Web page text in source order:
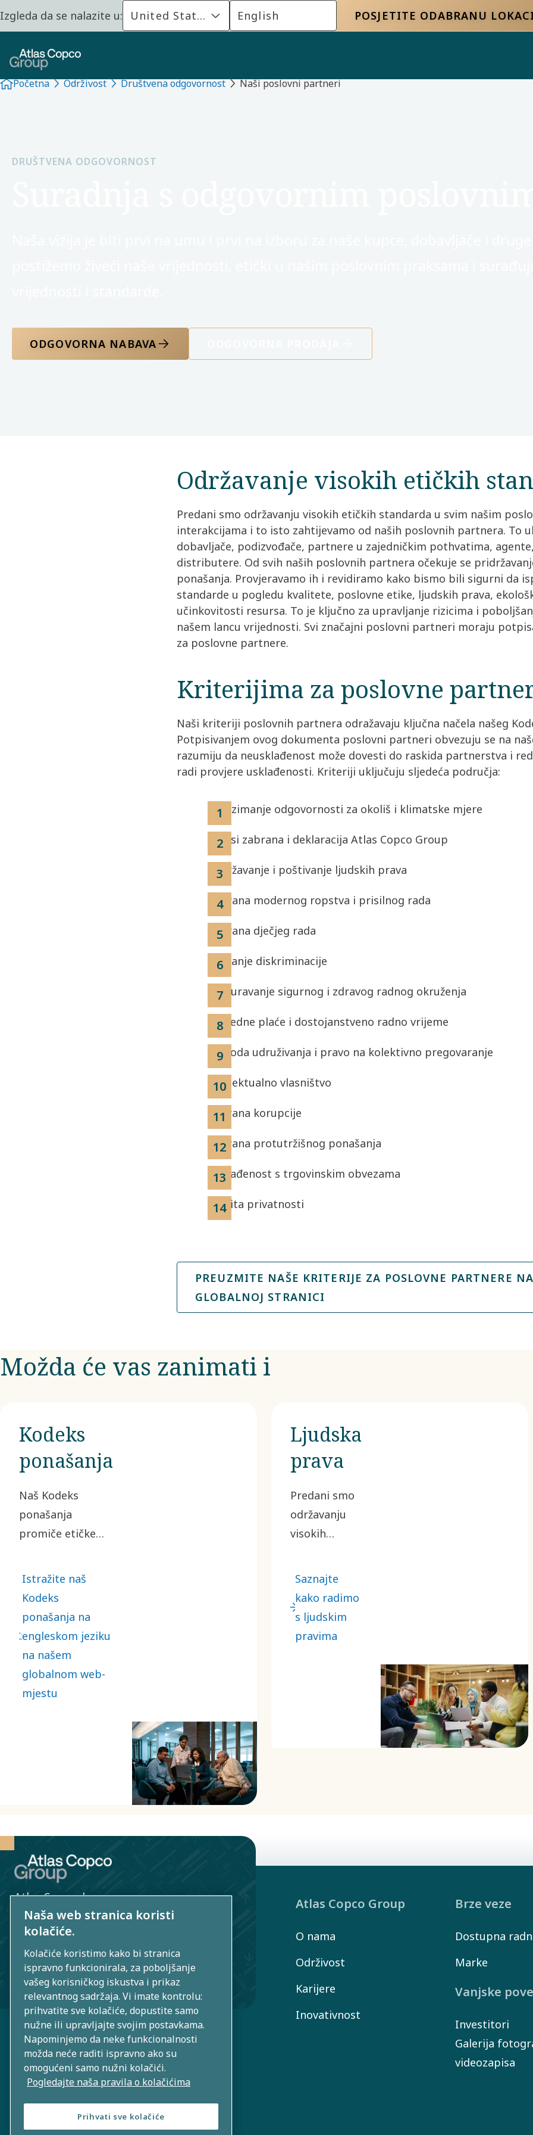
Izgleda da se nalazite u: United States English POSJETITE ODABRANU
Početna Održivost Društvena odgovornost Naši poslovni partneri
DRUŠTVENA ODGOVORNOST
ODGOVORNA NABAVA
Održavanje visokih etičkih
Predani smo održavanju visokih etičkih standarda u svim našim
interakcijama i to isto zahtijevamo od naših poslovnih partnera. To
dobavljače, podizvođače, partnere u zajedničkim pothvatima,
distributere. Od svih naših poslovnih partnera očekuje se
ponašanja. Provjeravamo ih i revidiramo kako bismo bili sigurni da
standarde u pogledu kvalitete, poslovne etike, ljudskih prava,
učinkovitosti resursa. To je ključno za upravljanje rizicima i
našem lancu vrijednosti. Svi značajni poslovni partneri moraju
za poslovne partnere.
Kriterijima za poslovne
Naši kriteriji poslovnih partnera odražavaju ključna načela našeg
Potpisivanjem ovog dokumenta poslovni partneri obvezuju se na
razumiju da neusklađenost može dovesti do raskida partnerstva i
radi provjere usklađenosti. Kriteriji uključuju sljedeća područja:
Preuzimanje odgovornosti za okoliš i klimatske mjere
Popisi zabrana i deklaracija Atlas Copco Group
Podržavanje i poštivanje ljudskih prava
Zabrana modernog ropstva i prisilnog rada
Zabrana dječjeg rada
Ukidanje diskriminacije
Osiguravanje sigurnog i zdravog radnog okruženja
Pravedne plaće i dostojanstveno radno vrijeme
Sloboda udruživanja i pravo na kolektivno pregovaranje
Intelektualno vlasništvo
Zabrana korupcije
Zabrana protutržišnog ponašanja
Usklađenost s trgovinskim obvezama
Zaštita privatnosti
PREUZMITE NAŠE KRITERIJE ZA POSLOVNE PARTNERE
GLOBALNOJ STRANICI
Možda će vas zanimati i
Kodeks
ponašanja
Naš Kodeks
ponašanja
promiče etičke
temelj je svega
što radimo.
Primjenjuje se
globalno, uz
obaveznu obuku i
usklađenost za
zaposlenike i
Istražite naš
Kodeks
ponašanja na
engleskom jeziku
na našem
globalnom web-
mjestu
Ljudska
prava
Predani smo
održavanju
visokih
poslovne
etike i
ljudskih
prava u
pridržavaju
Kodeksa
Saznajte
kako radimo
s ljudskim
pravima
Atlas Copco d.o.o.
Radnička cesta 80
10000 Zagreb, Hrvatska
+385 1 5625 705
group.cr@atlascopco.com
Atlas Copco Group
O nama
Održivost
Karijere
Inovativnost
Brze veze
Dostupna
Marke
Vanjske
Investitori
Galerija
videozapisa
Naša web stranica koristi
kolačiće.
Kolačiće koristimo kako bi stranica
ispravno funkcionirala, za poboljšanje
vašeg korisničkog iskustva i prikaz
relevantnog sadržaja. Vi imate kontrolu:
prihvatite sve kolačiće, dopustite samo
nužne ili upravljajte svojim postavkama.
Napominjemo da neke funkcionalnosti
možda neće raditi ispravno ako su
omogućeni samo nužni kolačići.
Pogledajte naša pravila o kolačićima
Prihvati sve kolačiće